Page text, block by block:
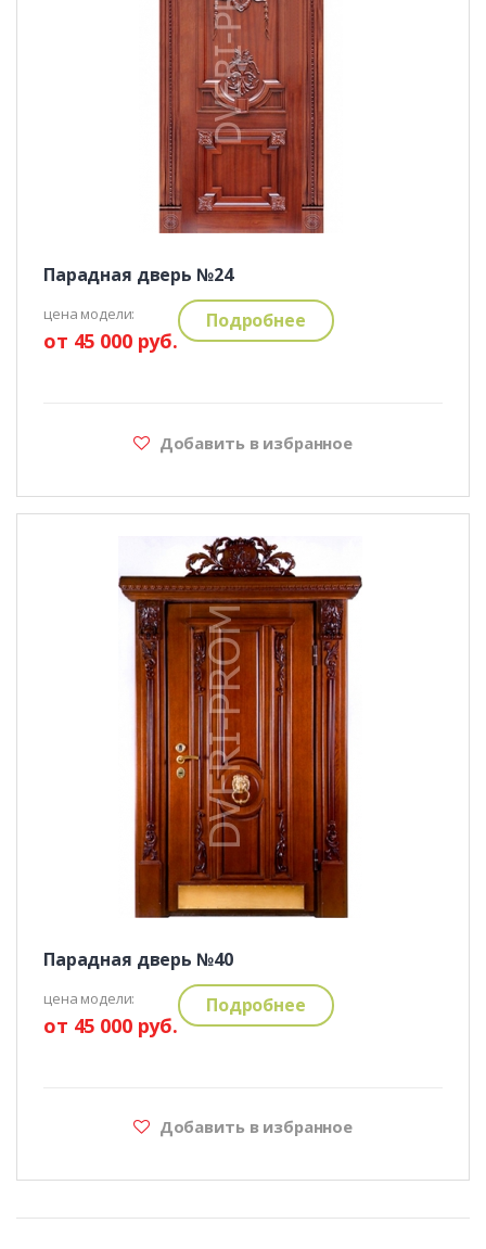
Парадная дверь №24
цена модели:
от 45 000 руб.
Подробнее
Добавить в избранное
Парадная дверь №40
цена модели:
от 45 000 руб.
Подробнее
Добавить в избранное